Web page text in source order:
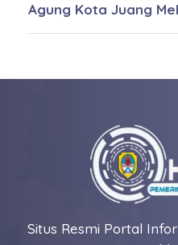
Agung Kota Juang
Situs Resmi Portal